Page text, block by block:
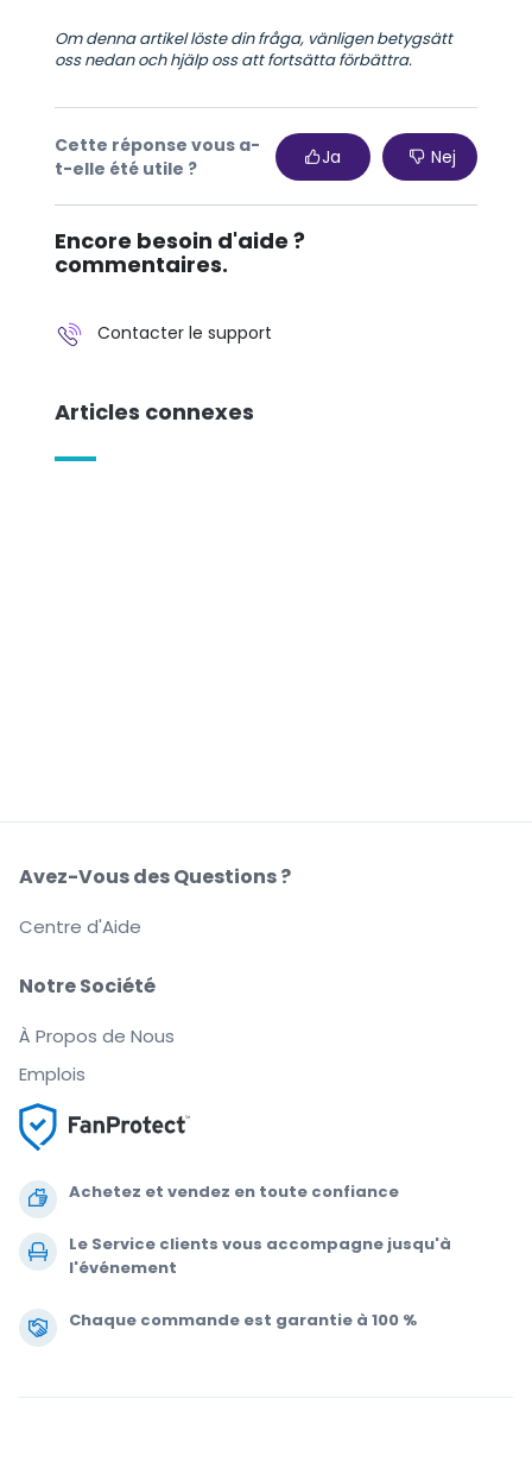
Om denna artikel löste din fråga, vänligen betygsätt
oss nedan och hjälp oss att fortsätta förbättra.
Cette réponse vous a-
t-elle été utile ?
Ja Nej
Encore besoin d'aide ?
commentaires.
Contacter le support
Articles connexes
Achetez et vendez en toute confiance
Le Service clients vous accompagne jusqu'à
l'événement
Chaque commande est garantie à 100 %
Notre Société
À Propos de Nous
Emplois
Avez-Vous des Questions ?
Centre d'Aide